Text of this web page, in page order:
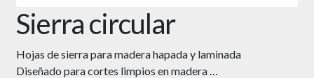
Sierra circular
Hojas de sierra para madera hapada y laminada
Diseñado para cortes limpios en madera …